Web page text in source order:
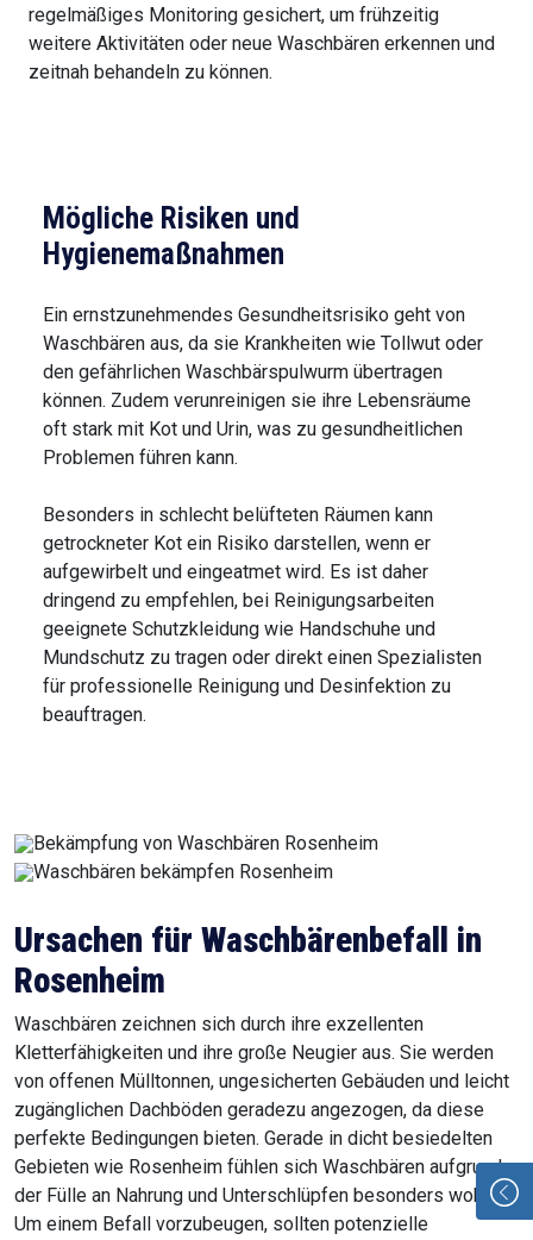
regelmäßiges Monitoring gesichert, um frühzeitig
weitere Aktivitäten oder neue Waschbären erkennen und
zeitnah behandeln zu können.
Mögliche Risiken und
Hygienemaßnahmen
Ein ernstzunehmendes Gesundheitsrisiko geht von
Waschbären aus, da sie Krankheiten wie Tollwut oder
den gefährlichen Waschbärspulwurm übertragen
können. Zudem verunreinigen sie ihre Lebensräume
oft stark mit Kot und Urin, was zu gesundheitlichen
Problemen führen kann.
Besonders in schlecht belüfteten Räumen kann
getrockneter Kot ein Risiko darstellen, wenn er
aufgewirbelt und eingeatmet wird. Es ist daher
dringend zu empfehlen, bei Reinigungsarbeiten
geeignete Schutzkleidung wie Handschuhe und
Mundschutz zu tragen oder direkt einen Spezialisten
für professionelle Reinigung und Desinfektion zu
beauftragen.
Ursachen für Waschbärenbefall in
Rosenheim
Waschbären zeichnen sich durch ihre exzellenten
Kletterfähigkeiten und ihre große Neugier aus. Sie werden
von offenen Mülltonnen, ungesicherten Gebäuden und leicht
zugänglichen Dachböden geradezu angezogen, da diese
perfekte Bedingungen bieten. Gerade in dicht besiedelten
Gebieten wie Rosenheim fühlen sich Waschbären aufgrund
der Fülle an Nahrung und Unterschlüpfen besonders wohl.
Um einem Befall vorzubeugen, sollten potenzielle